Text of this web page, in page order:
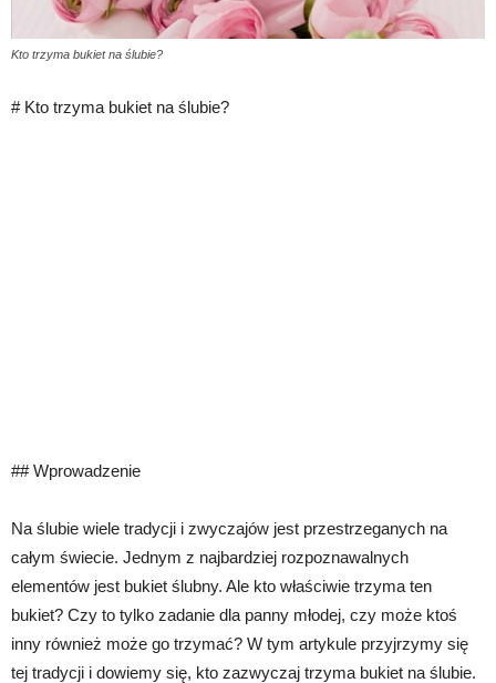
Kto trzyma bukiet na ślubie?
# Kto trzyma bukiet na ślubie?
## Wprowadzenie
Na ślubie wiele tradycji i zwyczajów jest przestrzeganych na
całym świecie. Jednym z najbardziej rozpoznawalnych
elementów jest bukiet ślubny. Ale kto właściwie trzyma ten
bukiet? Czy to tylko zadanie dla panny młodej, czy może ktoś
inny również może go trzymać? W tym artykule przyjrzymy się
tej tradycji i dowiemy się, kto zazwyczaj trzyma bukiet na ślubie.